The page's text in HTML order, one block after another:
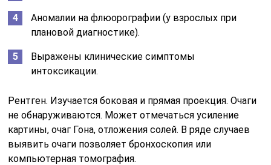
Аномалии на флюорографии (у взрослых при
плановой диагностике).
Выражены клинические симптомы
интоксикации.
Рентген. Изучается боковая и прямая проекция. Очаги
не обнаруживаются. Может отмечаться усиление
картины, очаг Гона, отложения солей. В ряде случаев
выявить очаги позволяет бронхоскопия или
компьютерная томография.